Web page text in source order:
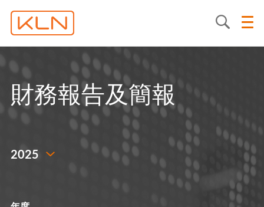
財務報告及簡報